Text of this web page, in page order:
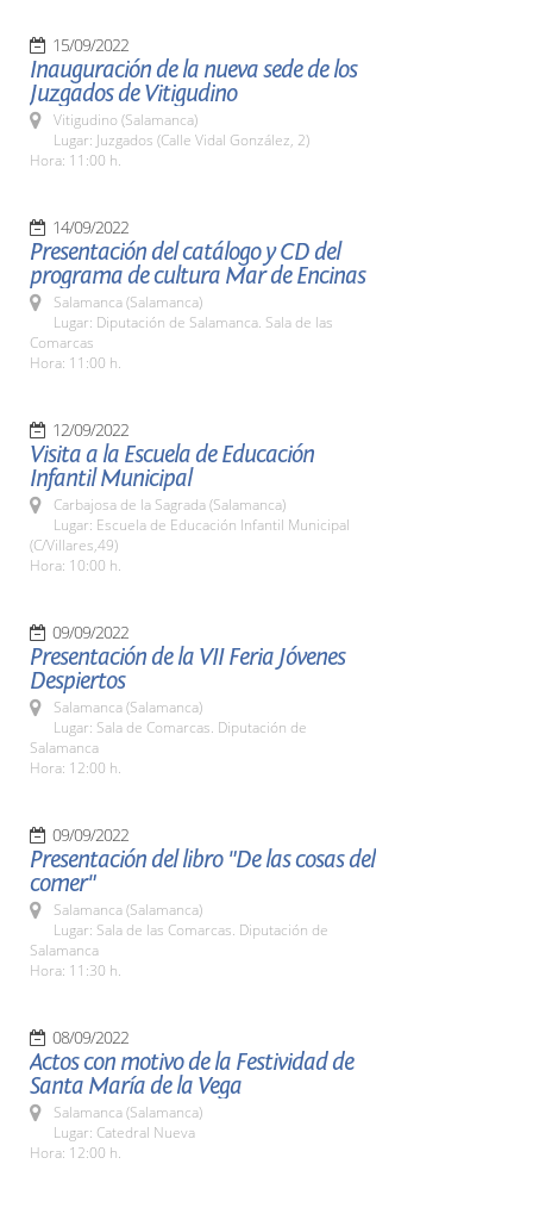
15/09/2022
Inauguración de la nueva sede de los
Juzgados de Vitigudino
Vitigudino (Salamanca)
Lugar: Juzgados (Calle Vidal González, 2)
Hora: 11:00 h.
14/09/2022
Presentación del catálogo y CD del
programa de cultura Mar de Encinas
Salamanca (Salamanca)
Lugar: Diputación de Salamanca. Sala de las
Comarcas
Hora: 11:00 h.
12/09/2022
Visita a la Escuela de Educación
Infantil Municipal
Carbajosa de la Sagrada (Salamanca)
Lugar: Escuela de Educación Infantil Municipal
(C/Villares,49)
Hora: 10:00 h.
09/09/2022
Presentación de la VII Feria Jóvenes
Despiertos
Salamanca (Salamanca)
Lugar: Sala de Comarcas. Diputación de
Salamanca
Hora: 12:00 h.
09/09/2022
Presentación del libro "De las cosas del
comer"
Salamanca (Salamanca)
Lugar: Sala de las Comarcas. Diputación de
Salamanca
Hora: 11:30 h.
08/09/2022
Actos con motivo de la Festividad de
Santa María de la Vega
Salamanca (Salamanca)
Lugar: Catedral Nueva
Hora: 12:00 h.